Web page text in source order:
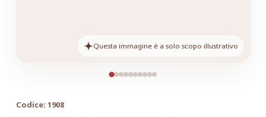
Questa immagine è a solo scopo illustrativo
Codice: 1908